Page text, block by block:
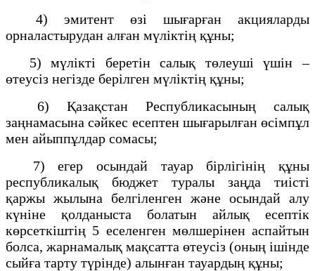
4) эмитент өзі шығарған акцияларды
орналастырудан алған мүліктің құны;
5) мүлікті беретін салық төлеуші үшін –
өтеусіз негізде берілген мүліктің құны;
6) Қазақстан Республикасының салық
заңнамасына сәйкес есептен шығарылған өсімпұл
мен айыппұлдар сомасы;
7) егер осындай тауар бірлігінің құны
республикалық бюджет туралы заңда тиісті
қаржы жылына белгіленген және осындай алу
күніне қолданыста болатын айлық есептік
көрсеткіштің 5 еселенген мөлшерінен аспайтын
болса, жарнамалық мақсатта өтеусіз (оның ішінде
сыйға тарту түрінде) алынған тауардың құны;